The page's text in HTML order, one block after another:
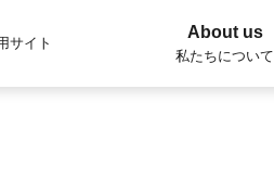
サイト
About us
私たちについて